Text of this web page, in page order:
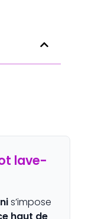
lave-
s’impose